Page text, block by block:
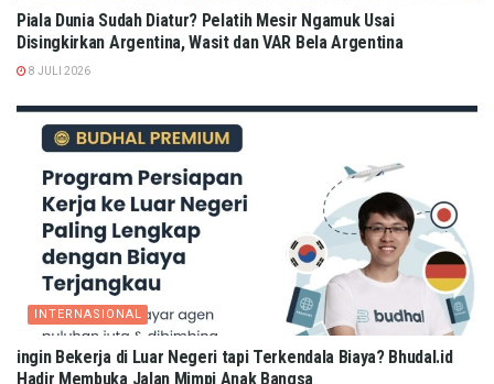
Piala Dunia Sudah Diatur? Pelatih Mesir Ngamuk Usai
Disingkirkan Argentina, Wasit dan VAR Bela Argentina
8 JULI 2026
INTERNASIONAL
ingin Bekerja di Luar Negeri tapi Terkendala Biaya? Bhudal.id
Hadir Membuka Jalan Mimpi Anak Bangsa